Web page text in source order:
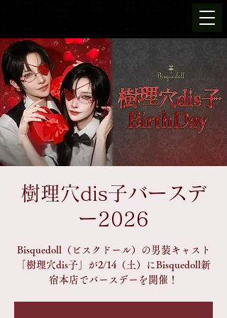
樹理穴dis子バースデ
ー2026
Bisquedoll（ビスクドール）の男装キャスト
「樹理穴dis子」が2/14（土）にBisquedoll新
宿本店でバースデーを開催！